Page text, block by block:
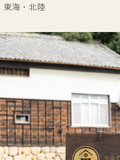
東海・北陸